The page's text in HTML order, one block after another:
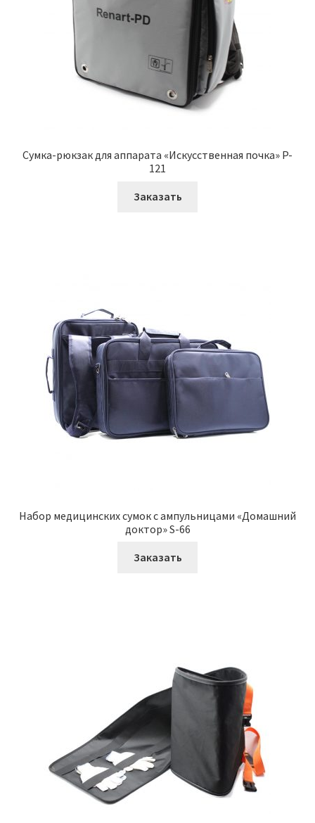
Сумка-рюкзак для аппарата «Искусственная почка» P-
121
Заказать
Набор медицинских сумок с ампульницами «Домашний
доктор» S-66
Заказать